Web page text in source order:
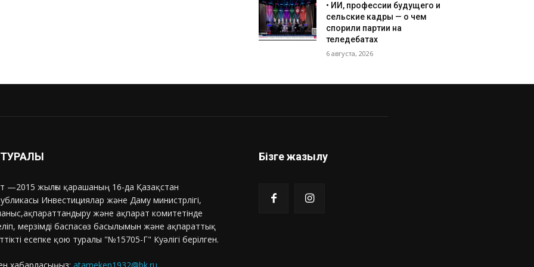
•⁠ ⁠ИИ, профессии будущего и
сельские кадры — о чем
спорили партии на
теледебатах
6 августа, 2026
ТУРАЛЫ
—2015 жылғы қарашаның 16-да Қазақстан
Инвестициялар және Даму министрлігі,
және ақпарат комитетінде
мерзімді баспасөз басылымын және ақпараттық
есепке қою туралы "№15705-Г" Куәлігі берілген.
Бізге жазылу